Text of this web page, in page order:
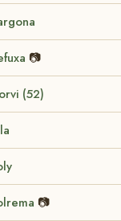
📷
(52)
📷